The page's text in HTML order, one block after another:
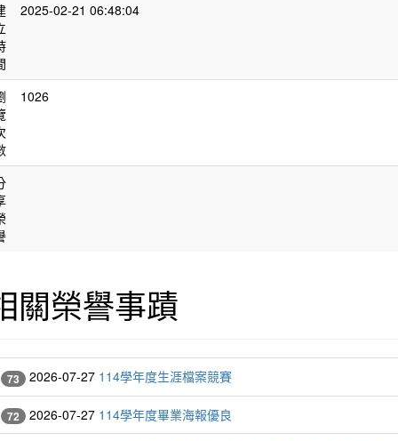
2025-02-21 06:48:04
1026
關榮譽事蹟
73 2026-07-27 114學年度生涯檔案競賽
72 2026-07-27 114學年度畢業海報優良